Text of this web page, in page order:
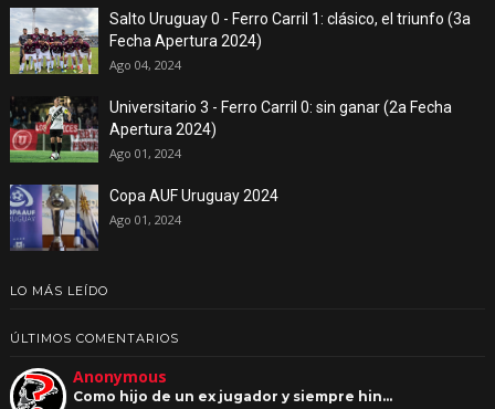
Salto Uruguay 0 - Ferro Carril 1: clásico, el triunfo (3a
Fecha Apertura 2024)
Ago 04, 2024
Universitario 3 - Ferro Carril 0: sin ganar (2a Fecha
Apertura 2024)
Ago 01, 2024
Copa AUF Uruguay 2024
Ago 01, 2024
LO MÁS LEÍDO
ÚLTIMOS COMENTARIOS
Anonymous
Como hijo de un ex jugador y siempre hin…